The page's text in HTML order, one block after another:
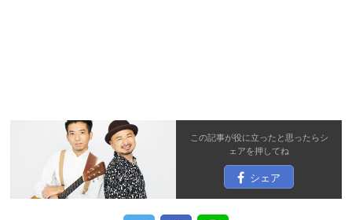
この記事が役に立ったと思ったらシ
ェアを押してね
シェア